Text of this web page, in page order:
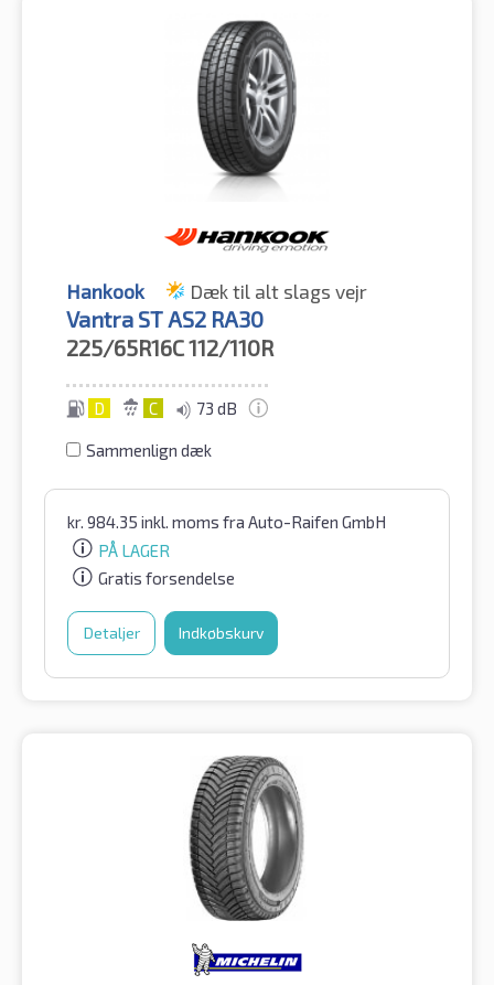
Hankook Dæk til alt slags vejr
Vantra ST AS2 RA30
225/65R16C112/110R
D C 73 dB
Sammenlign dæk
kr. 984.35 inkl. moms fra Auto-Raifen GmbH
PÅ LAGER
Gratis forsendelse
Detaljer Indkøbskurv